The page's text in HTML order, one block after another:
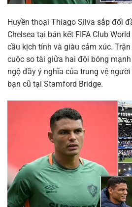
Huyền thoại Thiago Silva sắp đối
Chelsea tại bán kết FIFA Club
cầu kịch tính và giàu cảm xúc.
cuộc so tài giữa hai đội bóng
ngộ đầy ý nghĩa của trung vệ
bạn cũ tại Stamford Bridge.